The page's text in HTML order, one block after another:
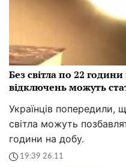
Без світла по 22
відключень можуть
Українців попередили,
світла можуть
години на добу.
19:39 26.11